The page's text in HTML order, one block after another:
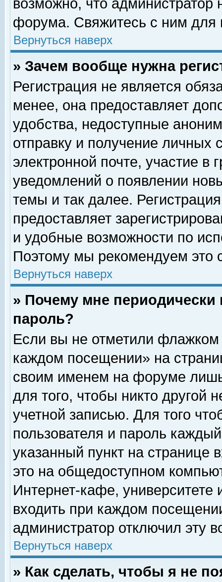
возможно, что
форума. Свяжитесь с ним для
Вернуться наверх
» Зачем вообще нужна
Регистрация не является
менее, она предоставляет
удобства, недоступные
отправку и получение личных
электронной почте, участие в
уведомлений о появлении
темы и так далее.
предоставляет
и удобные возможности по
Поэтому мы рекомендуем это
Вернуться наверх
» Почему мне
пароль?
Если вы не отметили флажком
каждом посещении» на
своим именем на форуме
для того, чтобы никто другой
учетной записью. Для того
пользователя и пароль
указанный пункт на
это на общедоступном
Интернет-кафе, университете
входить при каждом
администратор отключил эту
Вернуться наверх
» Как сделать, чтобы я не